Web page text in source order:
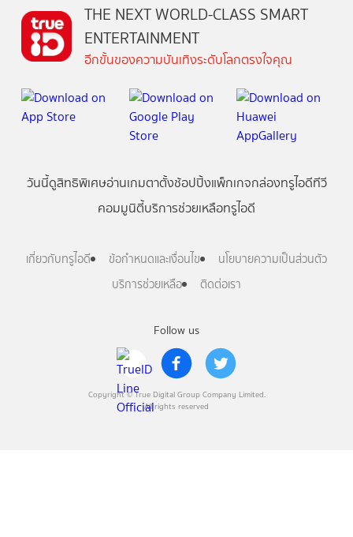
Follow us
Copyright © True Digital Group Company Limited.
All rights reserved
THE NEXT WORLD-CLASS SMART
ENTERTAINMENT
อีกขั้นของความบันเทิงระดับโลกตรงใจคุณ
วันนี้ดูสิทธิพิเศษอ่านเกมตาตั้งช้อปปิ้งแพ็กเกจกล่องทรูไอดีทีวี
คอมมูนิตี้บริการช่วยเหลือทรูไอดี
เกี่ยวกับทรูไอดี ข้อกำหนดและเงื่อนไข
นโยบายความเป็นส่วนตัว
บริการช่วยเหลือ
ติดต่อเรา